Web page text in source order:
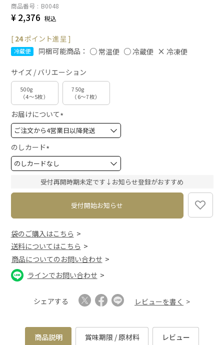
商品番号 B0048
¥ 2,376 税込
[ 24ポイント進呈 ]
冷蔵便 同梱可能商品： 常温便 冷蔵便 冷凍便
サイズ / バリエーション
500g
（4～5枚）
750g
（6～7枚）
お届けについて
(
必
)
のしカード
(
必
須
)
受付再開時期未定です↓お知らせ登録がおすすめ
受付開始お知らせ
袋のご購入はこちら
送料についてはこちら
商品についてのお問い合わせ
ラインでお問い合わせ
シェアする レビューを書く
商品説明 賞味期限 / 原材料 レビュー